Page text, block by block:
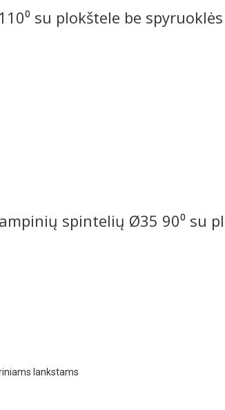
su plokštele be spyruoklės
spintelių Ø35 90⁰ su